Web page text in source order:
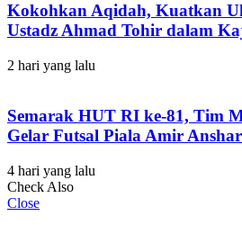
Kokohkan Aqidah, Kuatkan
Ustadz Ahmad Tohir dalam
2 hari yang lalu
Semarak HUT RI ke-81, Tim
Gelar Futsal Piala Amir
4 hari yang lalu
Check Also
Close